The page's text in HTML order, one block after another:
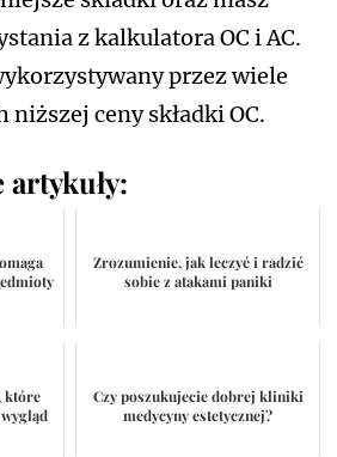
z kalkulatora OC i AC.
przez wiele
niższej ceny składki OC.
artykuły:
Zrozumienie, jak leczyć i radzić
sobie z atakami paniki
które
Czy poszukujecie dobrej kliniki
medycyny estetycznej?